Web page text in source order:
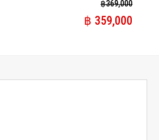
฿​ 369,000
฿​ 359,000